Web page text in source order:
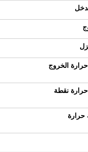
الخروج
حرارة نقطة
حرارة